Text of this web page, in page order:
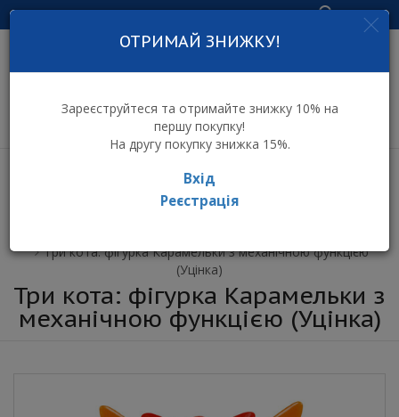
Увійти
інтернет-магазин
ОТРИМАЙ ЗНИЖКУ!
Зареєструйтеся та отримайте знижку 10% на
першу покупку!
На другу покупку знижка 15%.
Вхід
Реєстрація
Три кота: фігурка Карамельки з механічною функцією
(Уцінка)
Три кота: фігурка Карамельки з
механічною функцією (Уцінка)